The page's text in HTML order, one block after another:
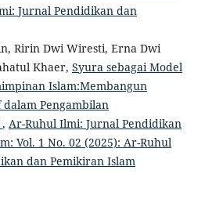
Jurnal Pendidikan dan
Ririn Dwi Wiresti, Erna Dwi
Khaer, Syura sebagai Model
Islam:Membangun
Pengambilan
, Ar-Ruhul Ilmi: Jurnal Pendidikan
Vol. 1 No. 02 (2025): Ar-Ruhul
dan Pemikiran Islam